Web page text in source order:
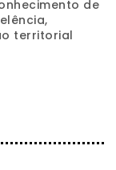
de
territorial